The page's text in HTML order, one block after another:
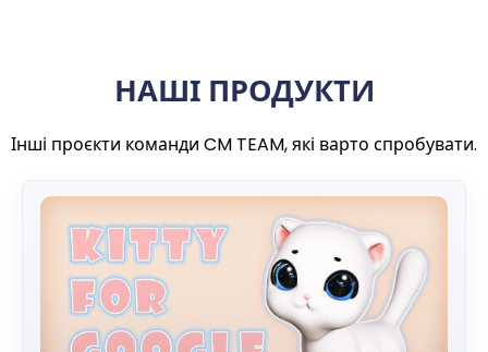
НАШІ ПРОДУКТИ
Інші проєкти команди CM TEAM, які варто спробувати.